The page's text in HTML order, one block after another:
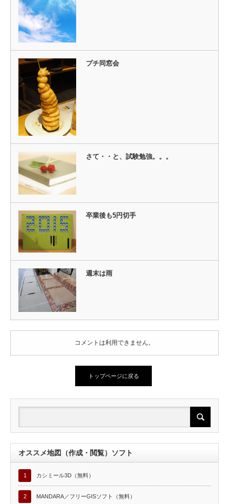
プチ同窓会
さて・・と、試験勉強。。。
卒業後も5円切手
週末は雨
コメントは利用できません。
トップページに戻る
オススメ地図（作成・閲覧）ソフト
1 カシミール3D（無料）
2 MANDARA／フリーGISソフト（無料）